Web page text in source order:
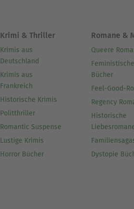
Krimi & Thriller
Krimis aus
Deutschland
Krimis aus
Frankreich
Historische Krimis
Politthriller
Romantic Suspense
Lustige Krimis
Horror Bücher
Romane &
Queere
Feministische
Bücher
Feel-Good-
Regency
Historische
Dystopie